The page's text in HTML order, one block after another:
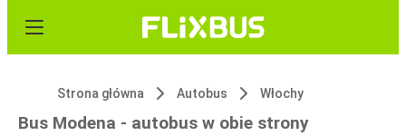
Strona główna Autobus Włochy
Bus Modena - autobus w obie strony